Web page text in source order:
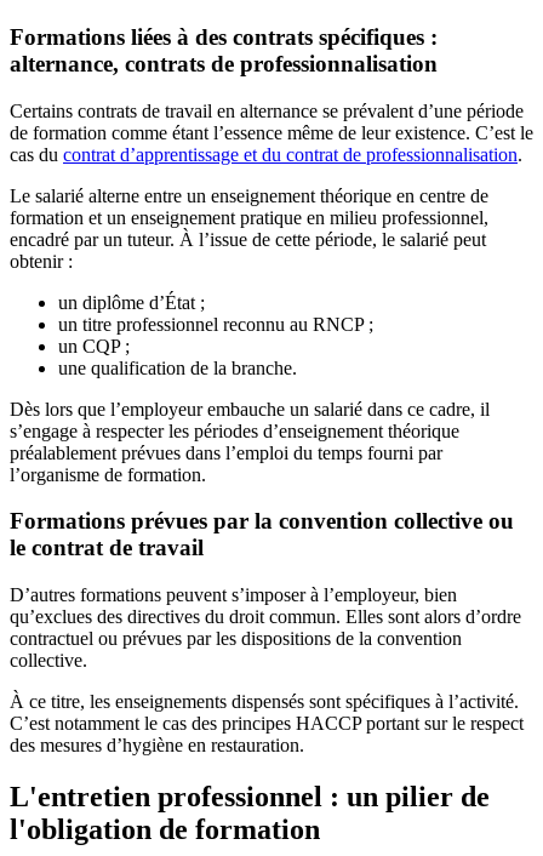
Formations liées à des contrats spécifiques :
alternance, contrats de professionnalisation
Certains contrats de travail en alternance se prévalent d’une période
de formation comme étant l’essence même de leur existence. C’est le
cas du contrat d’apprentissage et du contrat de professionnalisation.
Le salarié alterne entre un enseignement théorique en centre de
formation et un enseignement pratique en milieu professionnel,
encadré par un tuteur. À l’issue de cette période, le salarié peut
obtenir :
un diplôme d’État ;
un titre professionnel reconnu au RNCP ;
un CQP ;
une qualification de la branche.
Dès lors que l’employeur embauche un salarié dans ce cadre, il
s’engage à respecter les périodes d’enseignement théorique
préalablement prévues dans l’emploi du temps fourni par
l’organisme de formation.
Formations prévues par la convention collective ou
le contrat de travail
D’autres formations peuvent s’imposer à l’employeur, bien
qu’exclues des directives du droit commun. Elles sont alors d’ordre
contractuel ou prévues par les dispositions de la convention
collective.
À ce titre, les enseignements dispensés sont spécifiques à l’activité.
C’est notamment le cas des principes HACCP portant sur le respect
des mesures d’hygiène en restauration.
L'entretien professionnel : un pilier de
l'obligation de formation